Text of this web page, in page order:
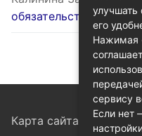
обязательств через
Карта сайта
улучшать
его
Нажимая
сервису
Если нет